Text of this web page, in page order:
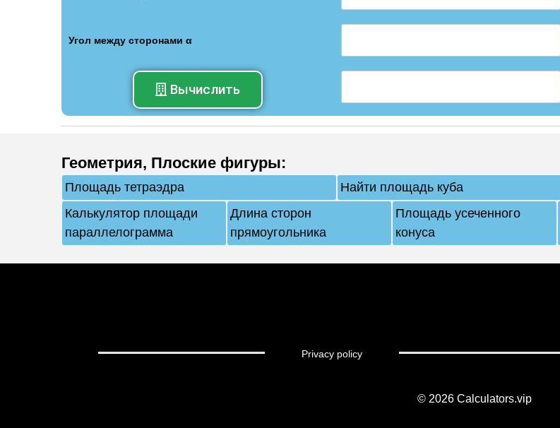
Угол между сторонами α
Вычислить
Геометрия, Плоские фигуры:
Площадь тетраэдра Найти площадь куба
Калькулятор площади
параллелограмма
Длина сторон
прямоугольника
Площадь усеченного
конуса
Privacy policy
© 2026 Calculators.vip